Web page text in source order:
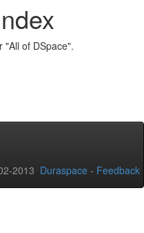
"All of DSpace".
2013 Duraspace - Feedback